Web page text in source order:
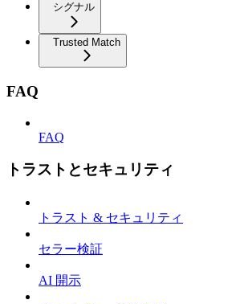
シグナル
Trusted Match
FAQ
FAQ
トラストとセキュリティ
トラスト & セキュリティ
セラー検証
AI 開示